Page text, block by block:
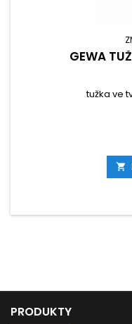
GEWA
tužka ve

PRODUKTY